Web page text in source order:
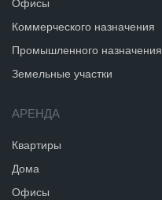
Коммерческого назначения
Промышленного назначения
Земельные участки
АРЕНДА
Квартиры
Дома
Офисы